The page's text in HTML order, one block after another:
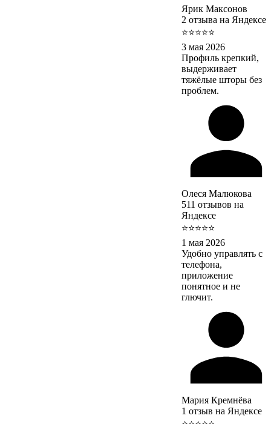
Ярик Максонов
2 отзыва на Яндексе
⭐⭐⭐⭐⭐
3 мая 2026
Профиль крепкий,
выдерживает
тяжёлые шторы без
проблем.
Олеся Малюкова
511 отзывов на
Яндексе
⭐⭐⭐⭐⭐
1 мая 2026
Удобно управлять с
телефона,
приложение
понятное и не
глючит.
Мария Кремнёва
1 отзыв на Яндексе